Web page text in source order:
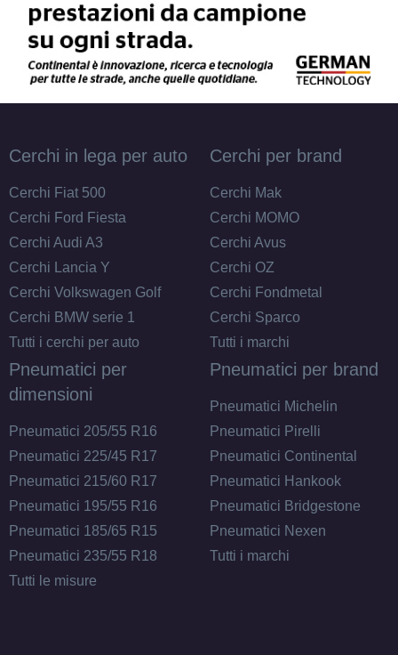
Cerchi in lega per auto
Cerchi Fiat 500
Cerchi Ford Fiesta
Cerchi Audi A3
Cerchi Lancia Y
Cerchi Volkswagen Golf
Cerchi BMW serie 1
Tutti i cerchi per auto
Cerchi per brand
Cerchi Mak
Cerchi MOMO
Cerchi Avus
Cerchi OZ
Cerchi Fondmetal
Cerchi Sparco
Tutti i marchi
Pneumatici per
dimensioni
Pneumatici 205/55 R16
Pneumatici 225/45 R17
Pneumatici 215/60 R17
Pneumatici 195/55 R16
Pneumatici 185/65 R15
Pneumatici 235/55 R18
Tutti le misure
Pneumatici per brand
Pneumatici Michelin
Pneumatici Pirelli
Pneumatici Continental
Pneumatici Hankook
Pneumatici Bridgestone
Pneumatici Nexen
Tutti i marchi